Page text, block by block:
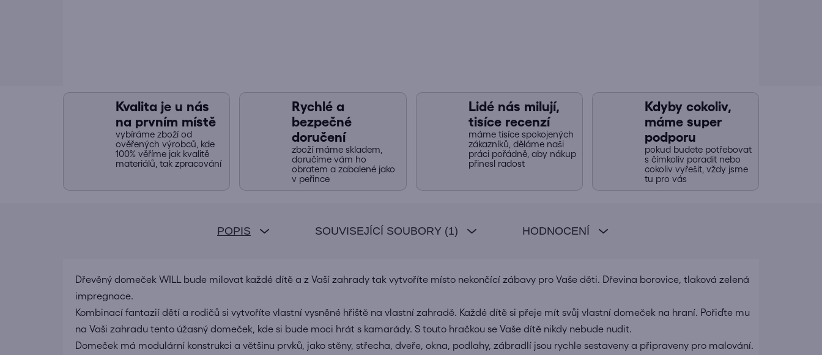
Kvalita je u nás
na prvním místě
vybíráme zboží od
ověřených výrobců, kde
100% věříme jak kvalitě
materiálů, tak zpracování
Rychlé a
bezpečné
doručení
zboží máme skladem,
doručíme vám ho
obratem a zabalené jako
v peřince
Lidé nás milují,
tisíce recenzí
máme tisíce spokojených
zákazníků, děláme naši
práci pořádně, aby nákup
přinesl radost
Kdyby cokoliv,
máme super
podporu
pokud budete potřebovat
s čímkoliv poradit nebo
cokoliv vyřešit, vždy jsme
tu pro vás
POPIS SOUVISEJÍCÍ SOUBORY (1) HODNOCENÍ
Dřevěný domeček WILL bude milovat každé dítě a z Vaší zahrady tak vytvoříte místo nekončící zábavy pro Vaše děti. Dřevina borovice, tlaková zelená
impregnace.
Kombinací fantazií dětí a rodičů si vytvoříte vlastní vysněné hřiště na vlastní zahradě. Každé dítě si přeje mít svůj vlastní domeček na hraní. Pořiďte mu
na Vaši zahradu tento úžasný domeček, kde si bude moci hrát s kamarády. S touto hračkou se Vaše dítě nikdy nebude nudit.
Domeček má modulární konstrukci a většinu prvků, jako stěny, střecha, dveře, okna, podlahy, zábradlí jsou rychle sestaveny a připraveny pro malování.